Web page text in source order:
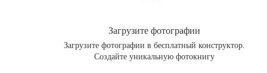
Загрузите фотографии
Загрузите фотографии в бесплатный конструктор.
Создайте уникальную фотокнигу